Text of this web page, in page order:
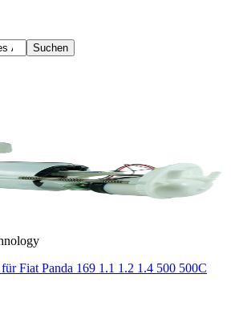
Suchen
Fiat Panda 169 1.1 1.2 1.4 500 500C